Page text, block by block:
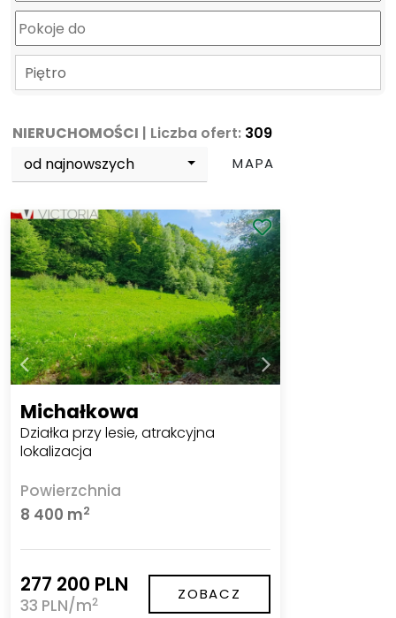
Piętro
NIERUCHOMOŚCI | Liczba ofert: 309
od najnowszych
MAPA
Michałkowa
Działka przy lesie, atrakcyjna
lokalizacja
Powierzchnia
8 400 m2
277 200 PLN
33 PLN/m2 ZOBACZ